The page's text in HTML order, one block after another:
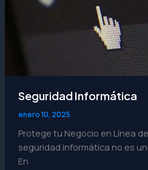
Seguridad Informática
enero 10, 2025
Protege tu Negocio en Línea
seguridad informática no es
En